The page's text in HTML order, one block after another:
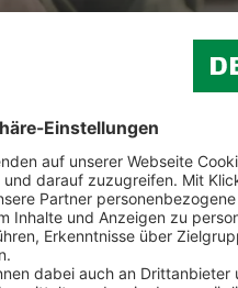
Vorsorge trägt die